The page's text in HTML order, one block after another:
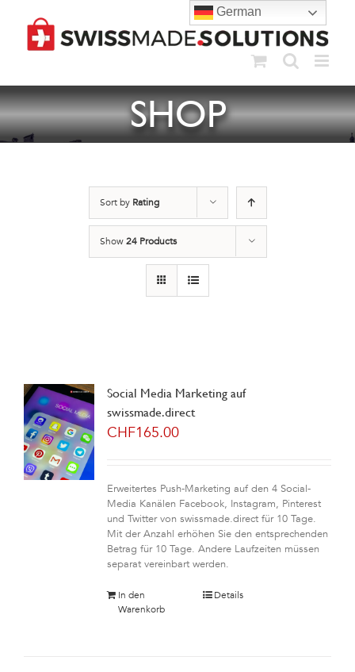
content
SHOP
Sort by Rating
Show24 Products
Social Media Marketing auf
swissmade.direct
CHF165.00
Erweitertes Push-Marketing auf den 4 Social-
Media Kanälen Facebook, Instagram, Pinterest
und Twitter von swissmade.direct für 10 Tage.
Mit der Anzahl erhöhen Sie den entsprechenden
Betrag für 10 Tage. Andere Laufzeiten müssen
separat vereinbart werden.
In den
Warenkorb
Details
German